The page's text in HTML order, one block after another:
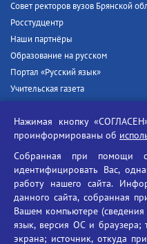
Совет ректоров вузов Брянской
Росстудцентр
Наши партнёры
Образование на русском
Портал «Русский язык»
Учительская газета
Единый портал государственных
Противодействие угрозам
Социальные ролики - Генеральная
Противодействие коррупции
БГУ против наркотиков
Брянский
Нажимая кнопку
проинформированы об
Собранная при помощи
идентифицировать Вас,
работу нашего сайта.
данного сайта, собранная
Вашем компьютере
язык, версия ОС и браузера;
экрана; источник, откуда